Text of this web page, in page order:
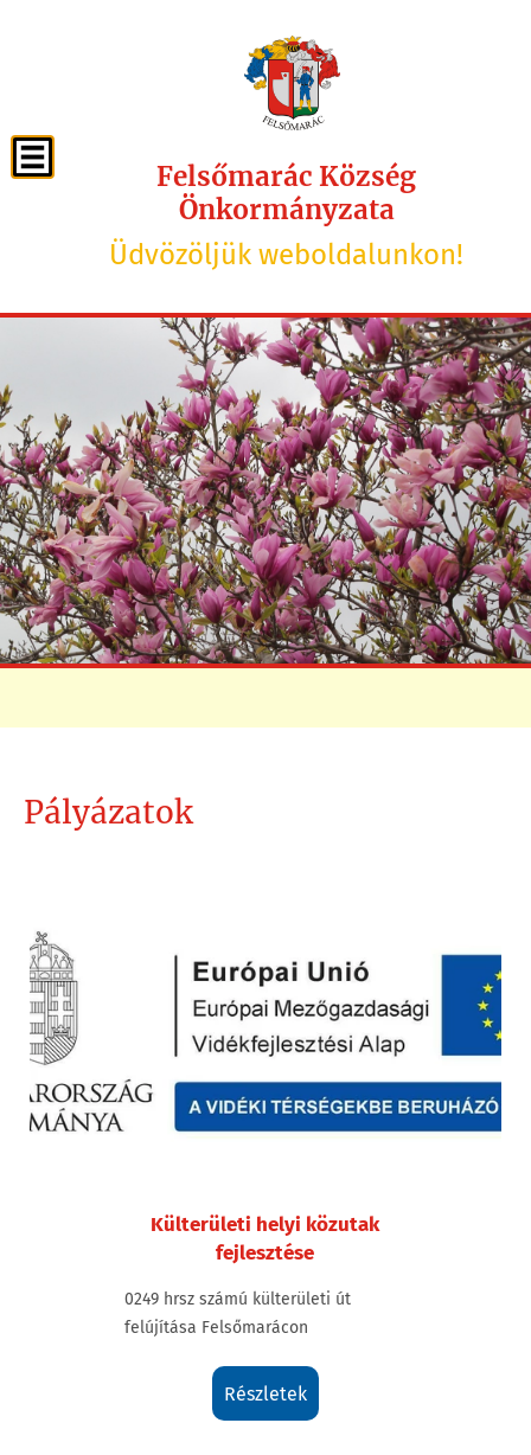
Felsőmarác Község
Önkormányzata
Üdvözöljük weboldalunkon!
Pályázatok
Külterületi helyi közutak
fejlesztése
0249 hrsz számú külterületi út
felújítása Felsőmarácon
részletek